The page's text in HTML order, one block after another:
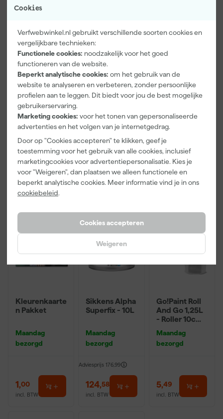
Cookies
Verfwebwinkel.nl gebruikt verschillende soorten cookies en
vergelijkbare technieken:
Functionele cookies: noodzakelijk voor het goed
functioneren van de website.
Beperkt analytische cookies: om het gebruik van de
website te analyseren en verbeteren, zonder persoonlijke
profielen aan te leggen. Dit biedt voor jou de best mogelijke
gebruikerservaring.
Marketing cookies: voor het tonen van gepersonaliseerde
advertenties en het volgen van je internetgedrag.
Door op "Cookies accepteren" te klikken, geef je
toestemming voor het gebruik van alle cookies, inclusief
marketingcookies voor advertentiepersonalisatie. Kies je
voor "Weigeren", dan plaatsen we alleen functionele en
beperkt analytische cookies. Meer informatie vind je in ons
cookiebeleid.
Cookies accepteren
Weigeren
laat stralen!
Verf & Chemie
Kleurdekking
Overschilderbaar na
Bekijk alle kenmerken
Documenten
Vaak gekocht met
Kleurenkaarte
n Pakket
Maandag
bezorgd
1 ,00
incl. BTW
Sikkens Alpha
Superfix - 10L
Maandag
bezorgd
Adviesprijs 176,99
124,58
incl. BTW
Go!Paint Roll
And Go 1,25L
- Roller 10cm
Inzetbakken
Maandag
bezorgd
5,49
incl. BTW